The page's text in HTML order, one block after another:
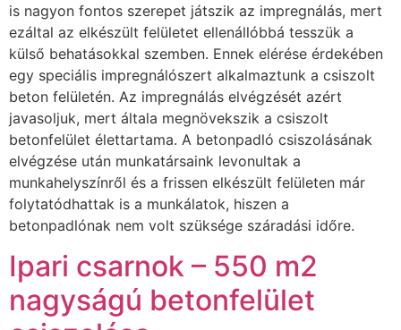
is nagyon fontos szerepet játszik az impregnálás, mert
ezáltal az elkészült felületet ellenállóbbá tesszük a
külső behatásokkal szemben. Ennek elérése érdekében
egy speciális impregnálószert alkalmaztunk a csiszolt
beton felületén. Az impregnálás elvégzését azért
javasoljuk, mert általa megnövekszik a csiszolt
betonfelület élettartama. A betonpadló csiszolásának
elvégzése után munkatársaink levonultak a
munkahelyszínről és a frissen elkészült felületen már
folytatódhattak is a munkálatok, hiszen a
betonpadlónak nem volt szüksége száradási időre.
Ipari csarnok – 550 m2
nagyságú betonfelület